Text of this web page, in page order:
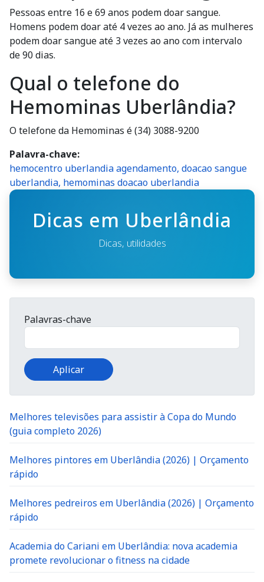
Pessoas entre 16 e 69 anos podem doar sangue.
Homens podem doar até 4 vezes ao ano. Já as mulheres
podem doar sangue até 3 vezes ao ano com intervalo
de 90 dias.
Qual o telefone do
Hemominas Uberlândia?
O telefone da Hemominas é (34) 3088-9200
Palavra-chave
hemocentro uberlandia agendamento, doacao sangue
uberlandia, hemominas doacao uberlandia
Dicas em Uberlândia
Dicas, utilidades
Palavras-chave
Melhores televisões para assistir à Copa do Mundo
(guia completo 2026)
Melhores pintores em Uberlândia (2026) | Orçamento
rápido
Melhores pedreiros em Uberlândia (2026) | Orçamento
rápido
Academia do Cariani em Uberlândia: nova academia
promete revolucionar o fitness na cidade